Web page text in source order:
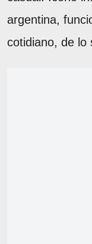
argentina,
cotidiano, de lo